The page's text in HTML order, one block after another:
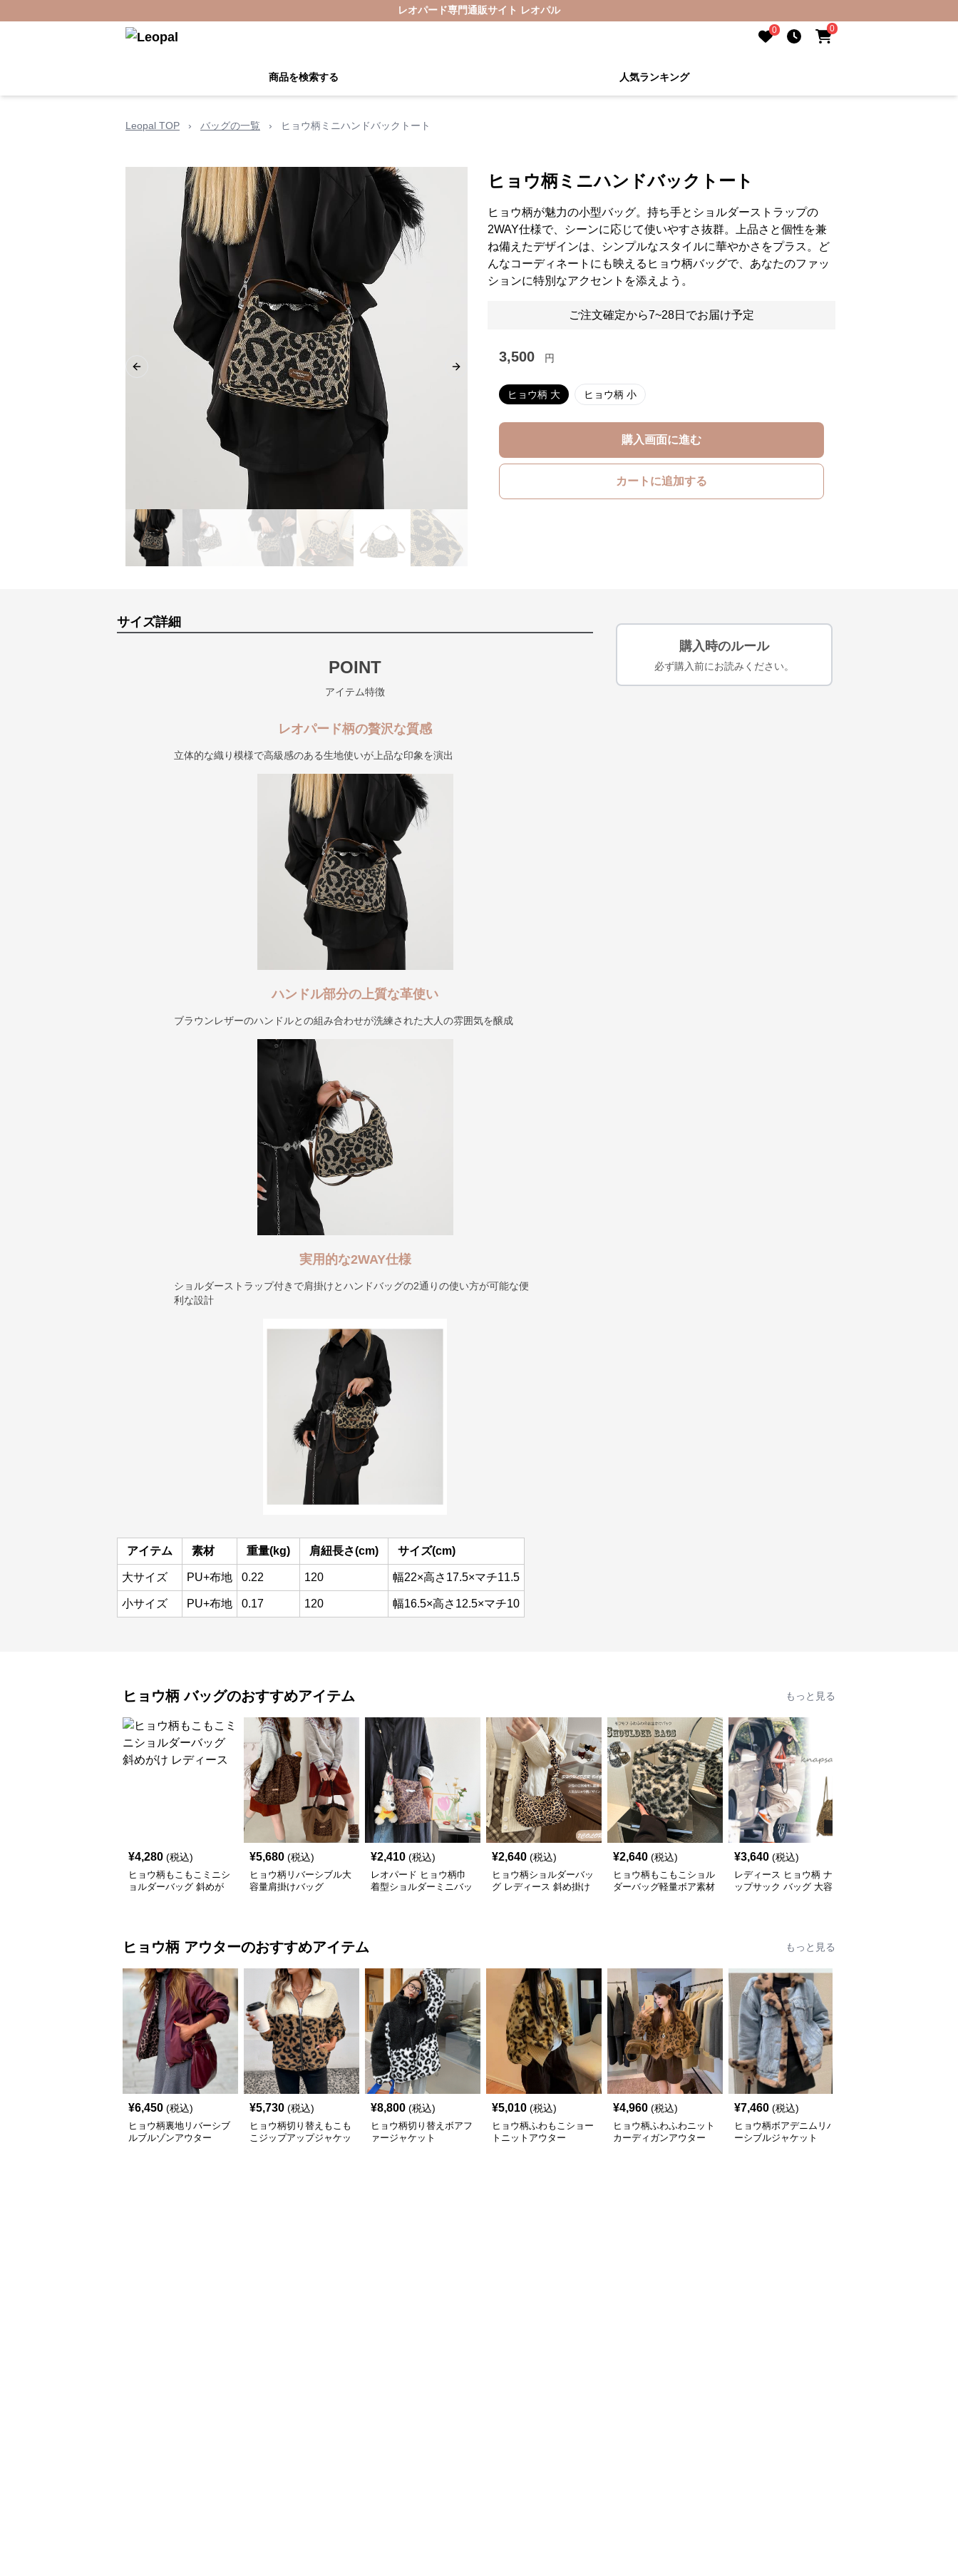
レオパード専門通販サイト レオパル
0 0
商品を検索する 人気ランキング
Leopal TOP › バッグの一覧 › ヒョウ柄ミニハンドバックトート
Previous slide Next slide
ヒョウ柄ミニハンドバックトート
ヒョウ柄が魅力の小型バッグ。持ち手とショルダーストラップの
2WAY仕様で、シーンに応じて使いやすさ抜群。上品さと個性を兼
ね備えたデザインは、シンプルなスタイルに華やかさをプラス。ど
んなコーディネートにも映えるヒョウ柄バッグで、あなたのファッ
ションに特別なアクセントを添えよう。
ご注文確定から7~28日でお届け予定
3,500 円
ヒョウ柄 大 ヒョウ柄 小
購入画面に進む
カートに追加する
サイズ詳細
POINT
アイテム特徴
レオパード柄の贅沢な質感
立体的な織り模様で高級感のある生地使いが上品な印象を演出
ハンドル部分の上質な革使い
ブラウンレザーのハンドルとの組み合わせが洗練された大人の雰囲気を醸成
実用的な2WAY仕様
ショルダーストラップ付きで肩掛けとハンドバッグの2通りの使い方が可能な便
利な設計
アイテム 素材 重量(kg) 肩紐長さ(cm) サイズ(cm)
大サイズ PU+布地 0.22 120 幅22×高さ17.5×マチ11.5
小サイズ PU+布地 0.17 120 幅16.5×高さ12.5×マチ10
購入時のルール
必ず購入前にお読みください。
ヒョウ柄 バッグのおすすめアイテム もっと見る
¥4,280 (税込)
ヒョウ柄もこもこミニシ
ョルダーバッグ 斜めが
¥5,680 (税込)
ヒョウ柄リバーシブル大
容量肩掛けバッグ
¥2,410 (税込)
レオパード ヒョウ柄巾
着型ショルダーミニバッ
¥2,640 (税込)
ヒョウ柄ショルダーバッ
グ レディース 斜め掛け
¥2,640 (税込)
ヒョウ柄もこもこショル
ダーバッグ軽量ボア素材
¥3,640 (税込)
レディース ヒョウ柄 ナ
ップサック バッグ 大容
ヒョウ柄 アウターのおすすめアイテム もっと見る
¥6,450 (税込)
ヒョウ柄裏地リバーシブ
ルブルゾンアウター
¥5,730 (税込)
ヒョウ柄切り替えもこも
こジップアップジャケッ
¥8,800 (税込)
ヒョウ柄切り替えボアフ
ァージャケット
¥5,010 (税込)
ヒョウ柄ふわもこショー
トニットアウター
¥4,960 (税込)
ヒョウ柄ふわふわニット
カーディガンアウター
¥7,460 (税込)
ヒョウ柄ボアデニムリバ
ーシブルジャケット